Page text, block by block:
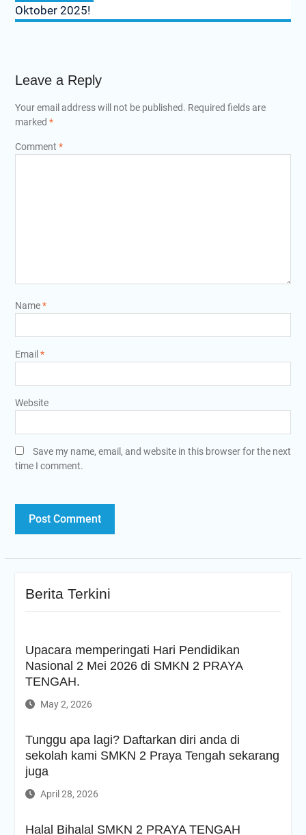
Oktober 2025!
Leave a Reply
Your email address will not be published. Required fields are
marked *
Comment *
Name*
Email *
Website
Save my name, email, and website in this browser for the next
time I comment.
Berita Terkini
Upacara memperingati Hari Pendidikan
Nasional 2 Mei 2026 di SMKN 2 PRAYA
TENGAH.
May 2, 2026
Tunggu apa lagi? Daftarkan diri anda di
sekolah kami SMKN 2 Praya Tengah sekarang
juga
April 28, 2026
Halal Bihalal SMKN 2 PRAYA TENGAH